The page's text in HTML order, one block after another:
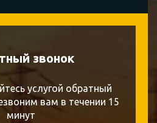
звонок
услугой обратный
вам в течении 15
минут